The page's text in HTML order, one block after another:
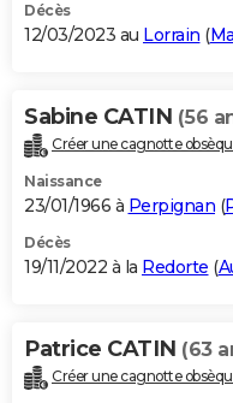
Décès
12/03/2023 au Lorrain (
Sabine CATIN (56
Créer une cagnotte
Naissance
23/01/1966 à Perpignan (
Décès
19/11/2022 à la Redorte (
Patrice CATIN (63
Créer une cagnotte